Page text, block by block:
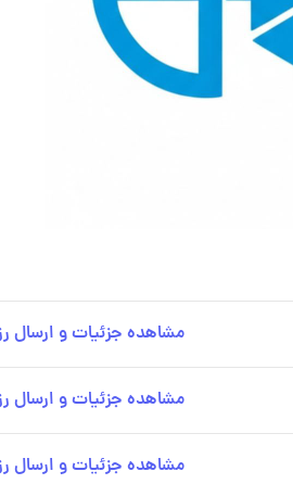
مشاهده جزئیات و ارسال
مشاهده جزئیات و ارسال
مشاهده جزئیات و ارسال